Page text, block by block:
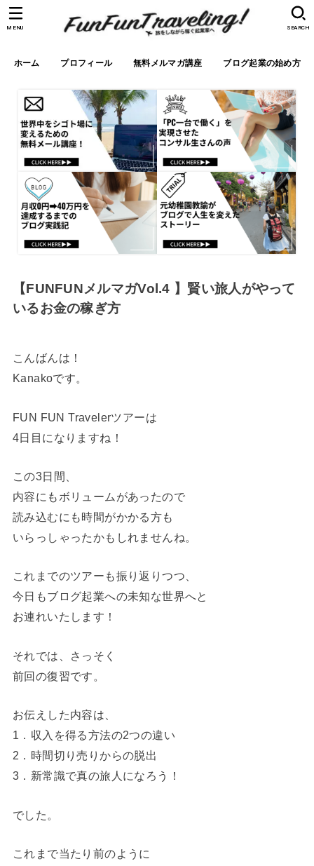
ホーム プロフィール 無料メルマガ講座 ブログ起業の始め方
SEARCH
MENU
【FUNFUNメルマガVol.4 】賢い旅人がやって
いるお金の稼ぎ方
こんばんは！
Kanakoです。
FUN FUN Travelerツアーは
4日目になりますね！
この3日間、
内容にもボリュームがあったので
読み込むにも時間がかかる方も
いらっしゃったかもしれませんね。
これまでのツアーも振り返りつつ、
今日もブログ起業への未知な世界へと
お連れいたします！
それでは、さっそく
前回の復習です。
お伝えした内容は、
1．収入を得る方法の2つの違い
2．時間切り売りからの脱出
3．新常識で真の旅人になろう！
でした。
これまで当たり前のように